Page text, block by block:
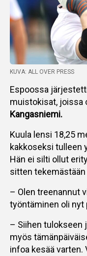
KUVA: ALL OVER PRESS
Espoossa
muistokisat, joissa
Kangasniemi.
Kuula lensi 18,25
kakkoseksi tulleen
Hän ei silti ollut
sitten
– Olen treenannut
työntäminen oli nyt
– Siihen tulokseen
myös
infoa kesää varten.